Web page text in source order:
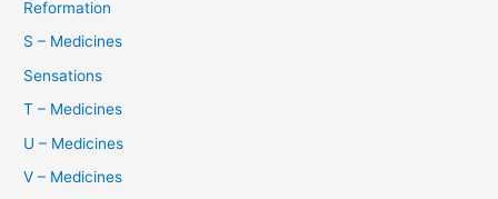
Reformation
S – Medicines
Sensations
T – Medicines
U – Medicines
V – Medicines